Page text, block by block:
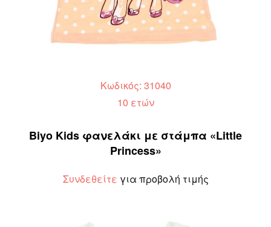
Κωδικός: 31040
10 ετών
Biyo Kids φανελάκι με στάμπα «Little
Princess»
Συνδεθείτε για προβολή τιμής